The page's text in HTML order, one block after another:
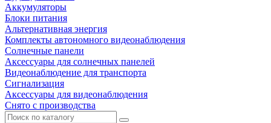
Аккумуляторы
Блоки питания
Альтернативная энергия
Комплекты автономного видеонаблюдения
Солнечные панели
Аксессуары для солнечных панелей
Видеонаблюдение для транспорта
Сигнализация
Аксессуары для видеонаблюдения
Снято с производства